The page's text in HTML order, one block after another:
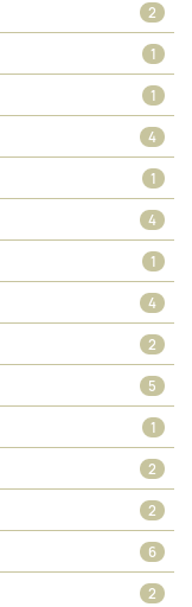
2
1
1
4
1
4
1
4
2
5
1
2
2
6
2